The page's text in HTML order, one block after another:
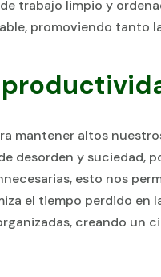
trabajo limpio y
promoviendo tanto
mantener altos
desorden y suciedad,
esto nos
el tiempo perdido en
creando un